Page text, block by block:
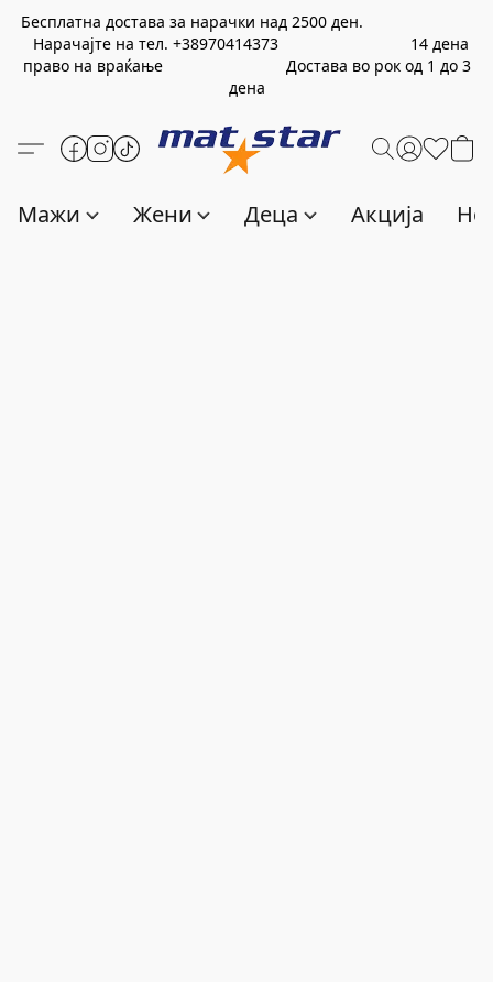
Бесплатна достава за нарачки над 2500 ден.
Нарачајте на тел. +38970414373 14 дена
право на враќање Достава во рок од 1 до 3
дена
Мажи Жени Деца Акција